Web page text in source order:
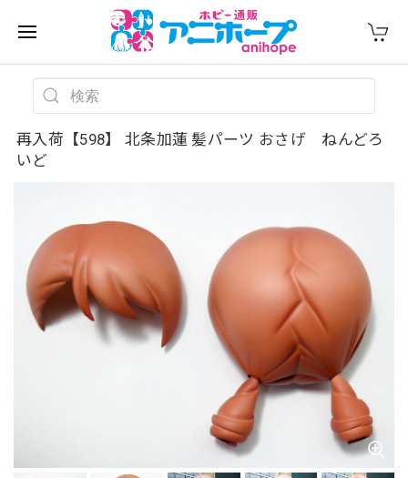
再入荷【598】 北条加蓮 髪パーツ おさげ ねんどろ
いど